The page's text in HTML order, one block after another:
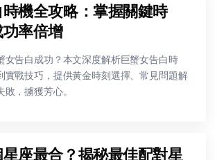
機全攻略：掌握關鍵時
率倍增
女告白成功？本文深度解析巨蟹女告白時
實戰技巧，提供黃金時刻選擇、常見問題解
，擄獲芳心。
座最合？揭秘最佳配對星